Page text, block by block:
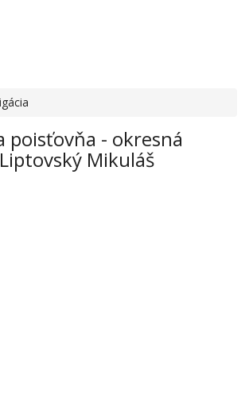
kancelária Liptovský Mikuláš
poisťovňa - okresná
Mikuláš